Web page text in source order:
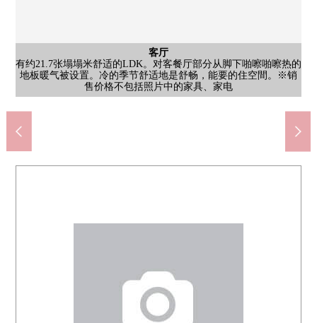
客厅
有约21.7张塌塌米舒适的LDK。对客餐厅部分从脚下啪嚓啪嚓热的
地板暖气被设置。冷的季节舒适地是舒畅，能要的住空間。※销
售价格不包括照片中的家具、家电
外观
三泽住宅株式会社施工的铁骨造的建筑物。是开发分块出售的土
地里面的住宅兼的诊疗所。为两面道路，是通风、采光良好。
客厅
在有开放感觉的2楼客厅，光照也，日中，亮的阳光好好照射，拥
挤。另外，因为难以在意来自道路的视线所以隐私也容易被保
持。是作为家族团栾的空间积极活动的LDK。
客厅
面向朝南的阳台的客厅窗大，并且是自然光在的舒服的空间。天
花板感觉清醒的看得见的嵌顶灯让更广泛地感到空间，上演时尚
的气氛。
厨房
背面正设有碗橱，也作为家电堆放处可以使用。为也变成工作空
间在和家族以及朋友烹调的时候好像视为好东西
公共汽车
在宽敞的1616尺寸的浴室治疗1日的疲劳的放松时间。浴室烘干机
被设置，因为能使洗的衣物干燥所以在意雨天以及花粉的季节是
便利。在霉对策，也视为好东西。
洗脸
洗脸盘子旁边的空间大，并且能干练进行忙的早晨的打扮。从属
于能把洗脸工具或者洗涤剂等的存货放到的存储空间。
厕所
在天然的味道是有干净的感的厕所空间。洗手柜台被设置，考虑
卫生面。用温水冲洗马桶座舒适地可以使用。
室内
有吊戸棚型的收纳。被褥、枕头等的床上用品类，孩子的玩具，
女儿节在季节花纹的小东西感觉清醒的收纳来。也有佛龛。
室内
是为两面派采光明亮地平稳的日式房间。一边观察屋内庭园，一
边能舒适地舒畅。
门口
是有以和睦为基调的趣味的门口。为能充分收藏的鞋柜被配置，
不仅家族的鞋类而且，也作为宠物的散步时使用的先导或者大手
提包等的收纳场所可以使用。
门口
宽敞是经过提炼的印象的门口。到储藏室因为交通便捷所以能作
为回家时的西服收纳以及生活必需品的存货利用。
院子
是有同日式房间邻接的风趣的屋内庭园。根据喜好安排种植，能
从日式房间鉴赏。为也正和走廊部分的接触中也有作为采光的功
能面。
阳台
为有纵深放椅子以及桌子，可以享受日光浴或者阅读。能比LDK
进出，好像也能在家的工作的时候随便修整
阳台
因为适度地阻碍来自外面的视线所以是隐私被保持的阳台。对植
物的浇水以及鞋的也把在打扫视为好东西的洗手台被设置。
大荣上穗积、AEON食物风格(约280m)
步行4分钟。
7-Eleven茨木中穗积2丁目商店(约460m)
步行6分钟。
Kirin-SeagramLtd.茨木中穗积商店(约370m)
步行5分钟。
茨木中穗积邮局(约420m)
步行6分钟。
春日小学(约800m)
步行10分钟。春日小学
茨木市立西中学校(约410m)
步行6分钟。
joshin茨木商店(约810m)
步行11分钟。
永旺梦乐城茨木商店(约1330m)
步行17分钟。
社会福利法人恩赐财团大阪府济纯朴的会茨木医疗福利Center大
阪府济纯朴的会茨木医院(约270m)
步行4分钟。